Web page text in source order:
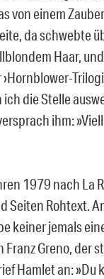
von einem
da schwebte
Haar,
die Stelle
ihm:
1979 nach La
Seiten Rohtext.
keiner jemals
Greno, der
Hamlet an: